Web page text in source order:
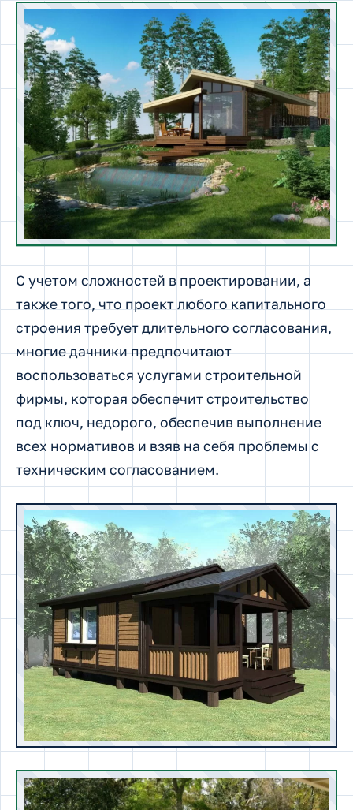
С учетом сложностей в проектировании, а
также того, что проект любого капитального
строения требует длительного согласования,
многие дачники предпочитают
воспользоваться услугами строительной
фирмы, которая обеспечит строительство
под ключ, недорого, обеспечив выполнение
всех нормативов и взяв на себя проблемы с
техническим согласованием.